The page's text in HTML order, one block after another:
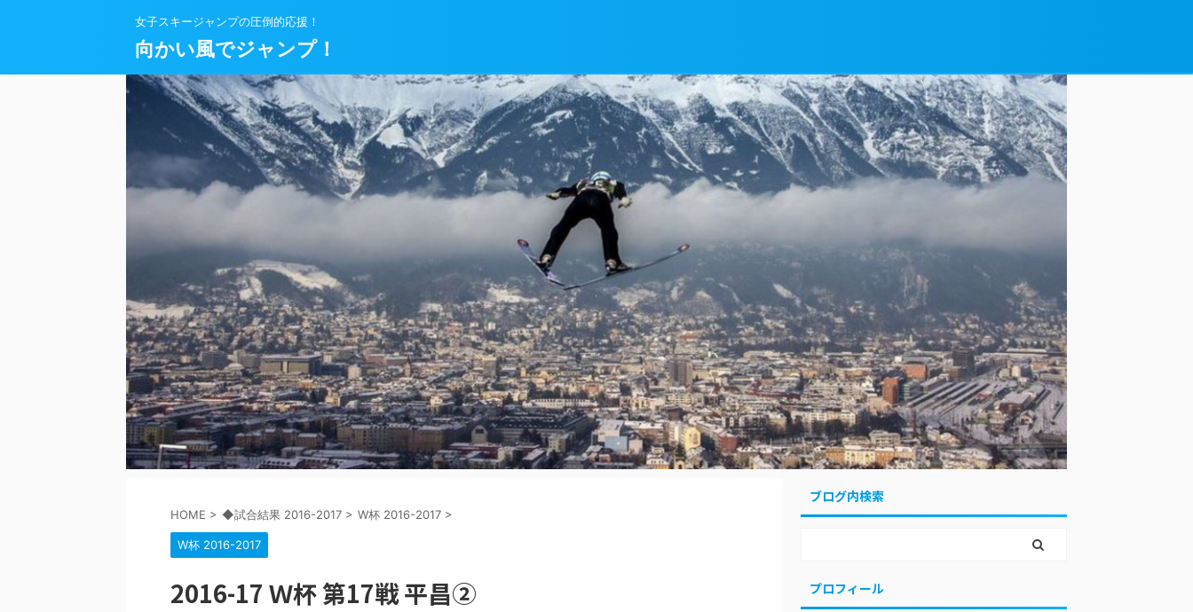
女子スキージャンプの圧倒的応援！
向かい風でジャンプ！
HOME > ◆試合結果 2016-2017 > W杯 2016-2017 >
W杯 2016-2017
2016-17 Ｗ杯 第17戦 平昌②
ブログ内検索
プロフィール